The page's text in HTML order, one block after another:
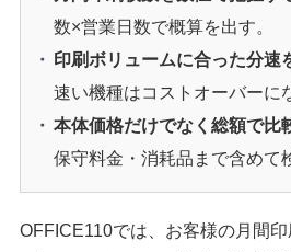
数×営業日数で概算を出す。
印刷ボリュームに合った分速
速い機種はコストオーバーに
本体価格だけでなく総額で比
保守料金・消耗品まで含めて
OFFICE110では、お客様の月間